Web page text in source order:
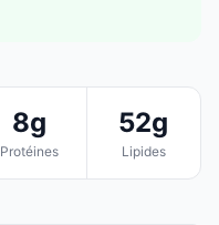
8g
Protéines
52g
Lipides